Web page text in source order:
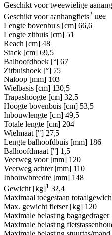
Geschikt voor tweewielige
Geschikt voor aanhangfiets2 nee
Lengte bovenbuis [cm] 66,6
Lengte zitbuis [cm] 51
Reach [cm] 48
Stack [cm] 69,5
Balhoofdhoek [°] 67
Zitbuishoek [°] 75
Naloop [mm] 103
Wielbasis [cm] 130,5
Trapashoogte [cm] 32,5
Hoogte bovenbuis [cm] 53,5
Inbouwlengte [cm] 49,5
Totale lengte [cm] 204
Wielmaat ["] 27,5
Lengte balhoofdbuis [mm] 186
Balhoofdmaat ["] 1,5
Veerweg voor [mm] 120
Veerweg achter [mm] 110
Inbouwbreedte [mm] 148
Gewicht [kg]1 32,4
Maximaal toegestaan
Max. gewicht fietser [kg] 120
Maximale belasting
Maximale belasting
Maximale belasting stuurtas/